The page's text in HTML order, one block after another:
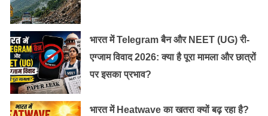
भारत में Telegram बैन और NEET (UG) री-
एग्जाम विवाद 2026: क्या है पूरा मामला और छात्रों
पर इसका प्रभाव?
भारत में Heatwave का खतरा क्यों बढ़ रहा है?